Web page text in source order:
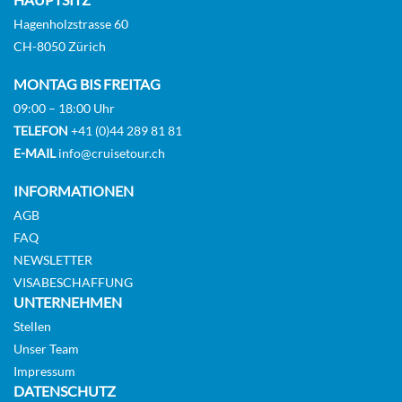
Hagenholzstrasse 60
CH-8050 Zürich
MONTAG BIS FREITAG
09:00 – 18:00 Uhr
TELEFON +41 (0)44 289 81 81
E-MAILinfo@cruisetour.ch
INFORMATIONEN
AGB
FAQ
NEWSLETTER
VISABESCHAFFUNG
UNTERNEHMEN
Stellen
Unser Team
Impressum
DATENSCHUTZ